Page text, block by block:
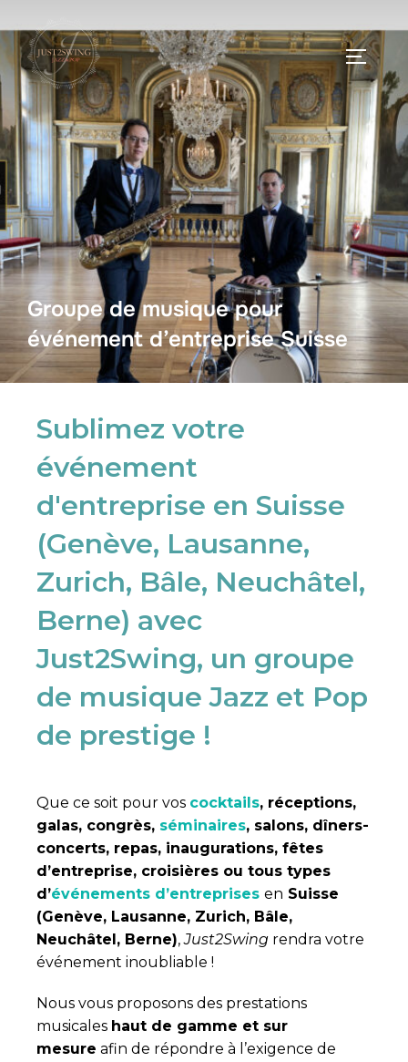
Groupe de musique pour
événement d’entreprise Suisse
Sublimez votre
événement
d'entreprise en Suisse
(Genève, Lausanne,
Zurich, Bâle, Neuchâtel,
Berne) avec
Just2Swing, un groupe
de musique Jazz et Pop
de prestige !
Que ce soit pour vos cocktails, réceptions,
galas, congrès, séminaires, salons, dîners-
concerts, repas, inaugurations, fêtes
d’entreprise, croisières ou tous types
d’événements d’entreprises en Suisse
(Genève, Lausanne, Zurich, Bâle,
Neuchâtel, Berne),Just2Swing rendra votre
événement inoubliable !
Nous vous proposons des prestations
musicales haut de gamme et sur
mesure afin de répondre à l’exigence de